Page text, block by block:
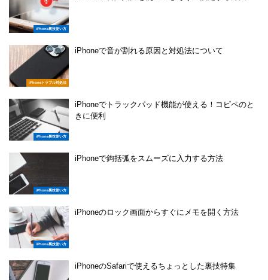
iPhone裏技使い方
iPhoneトラブル対処法
iPhoneで音が割れる原因と対処法について
iPhone裏技使い方
iPhoneでトラックパッド機能が使える！コピペのと
きに便利
iPhone裏技使い方
iPhoneで鉤括弧をスムーズに入力する方法
iPhone裏技使い方
iPhoneのロック画面からすぐにメモを開く方法
iPhoneのSafariで使えるちょっとした裏技特集